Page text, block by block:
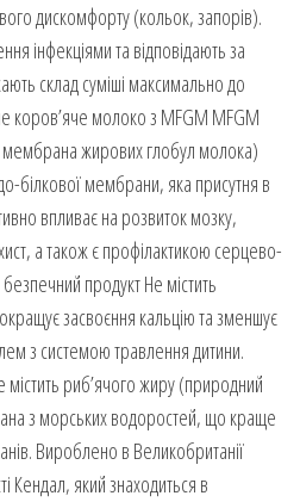
дискомфорту (кольок, запорів).
інфекціями та відповідають за
склад суміші максимально до
коров’яче молоко з MFGM MFGM
жирових глобул молока)
білкової мембрани, яка присутня в
впливає на розвиток мозку,
а також є профілактикою серцево-
безпечний продукт Не містить
засвоєння кальцію та зменшує
з системою травлення дитини.
містить риб’ячого жиру (природний
з морських водоростей, що краще
Вироблено в Великобританії
Кендал, який знаходиться в